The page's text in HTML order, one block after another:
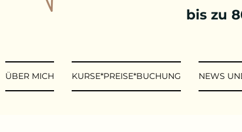
bis zu
ÜBER MICH KURSE*PREISE*BUCHUNG NEWS